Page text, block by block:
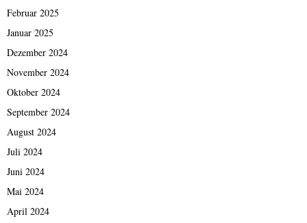
Februar 2025
Januar 2025
Dezember 2024
November 2024
Oktober 2024
September 2024
August 2024
Juli 2024
Juni 2024
Mai 2024
April 2024